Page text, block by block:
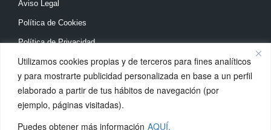
Utilizamos cookies propias y de terceros para fines analíticos
y para mostrarte publicidad personalizada en base a un perfil
elaborado a partir de tus hábitos de navegación (por
ejemplo, páginas visitadas).
Puedes obtener más información AQUÍ.
Aviso Legal
Política de Cookies
Política de Privacidad
DÓNDE ENCONTRARNOS
Calle Madrid, 31